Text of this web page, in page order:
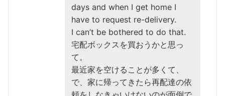
days and when I get home I
have to request re-delivery.
I can’t be bothered to do that.
宅配ボックスを買おうかと思っ
て。
最近家を空けることが多くて、
で、家に帰ってきたら再配達の依